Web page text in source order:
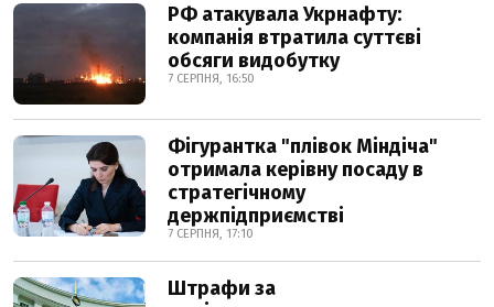
РФ атакувала Укрнафту:
компанія втратила суттєві
обсяги видобутку
7 СЕРПНЯ, 16:50
Фігурантка "плівок Міндіча"
отримала керівну посаду в
стратегічному
держпідприємстві
7 СЕРПНЯ, 17:10
Штрафи за